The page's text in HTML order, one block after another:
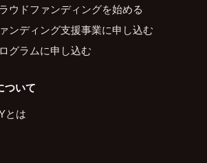
ウドファンディングを始める
ンディング支援事業に申し込む
グラムに申し込む
ついて
とは